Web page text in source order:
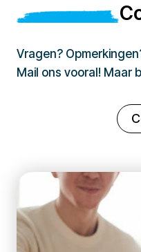
Vragen?
Mail ons vooral! Maar